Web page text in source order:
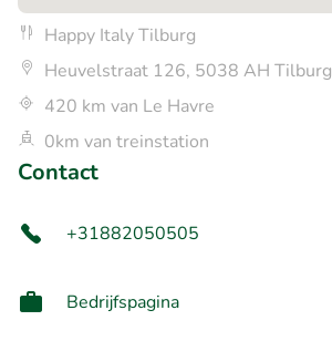
Happy Italy Tilburg
Heuvelstraat 126, 5038 AH Tilburg
420 km van Le Havre
0km van treinstation
Contact
+31882050505
Bedrijfspagina